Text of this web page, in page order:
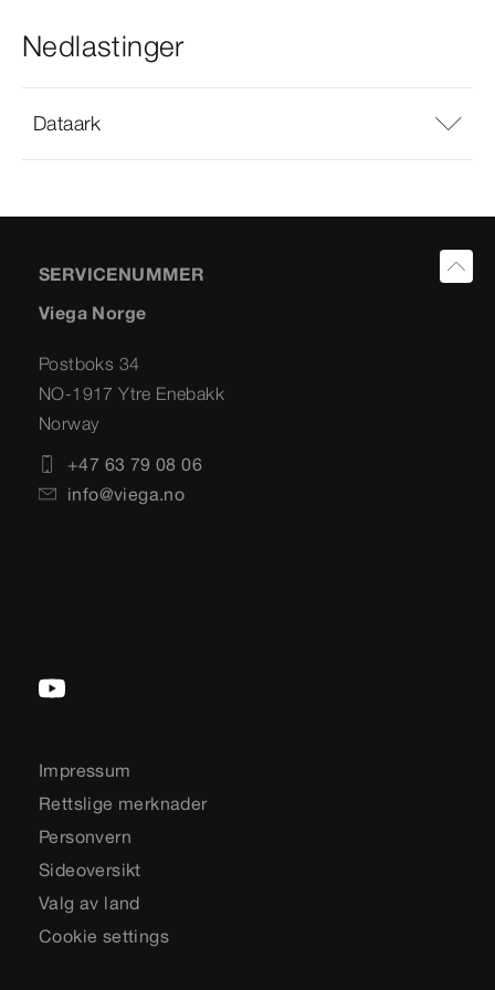
Nedlastinger
Dataark
SERVICENUMMER
Viega Norge
Postboks 34
NO-1917 Ytre Enebakk
Norway
+47 63 79 08 06
info@viega.no
Impressum
Rettslige merknader
Personvern
Sideoversikt
Valg av land
Cookie settings